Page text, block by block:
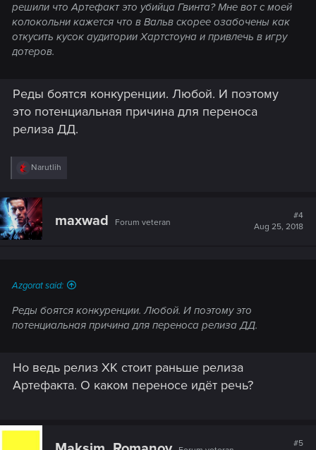
решили что Артефакт это убийца Гвинта? Мне вот с моей
колокольни кажется что в Вальв скорее озабочены как
откусить кусок аудитории Хартстоуна и привлечь в игру
дотеров.
Реды боятся конкуренции. Любой. И поэтому
это потенциальная причина для переноса
релиза ДД.
R
c
t
i
o
Narutlih
maxwad Forum veteran
#4
Aug 25, 2018
Azgorat said:
Реды боятся конкуренции. Любой. И поэтому это
потенциальная причина для переноса релиза ДД.
Но ведь релиз ХК стоит раньше релиза
Артефакта. О каком переносе идёт речь?
#5